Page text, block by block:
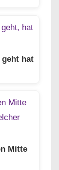
hat
Mitte